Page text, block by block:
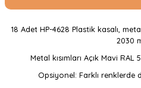
18 Adet HP-4628 Plastik kasalı,
2030
Metal kısımları Açık Mavi
Opsiyonel: Farklı renklerde